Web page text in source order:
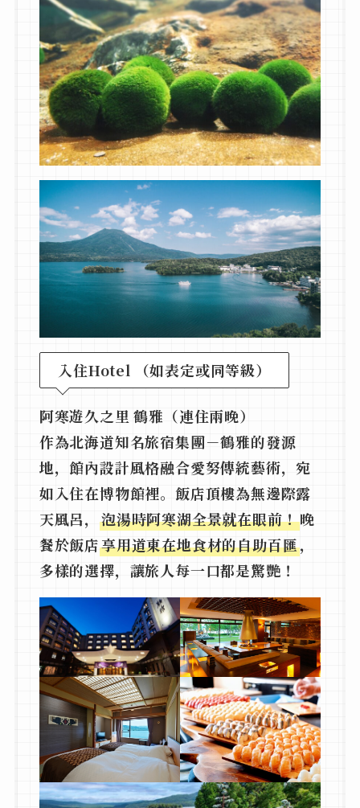
入住Hotel （如表定或同等級）
阿寒遊久之里 鶴雅（連住兩晚）
作為北海道知名旅宿集團－鶴雅的發源
地，館內設計風格融合愛努傳統藝術，宛
如入住在博物館裡。飯店頂樓為無邊際露
天風呂，泡湯時阿寒湖全景就在眼前！晚
餐於飯店享用道東在地食材的自助百匯，
多樣的選擇，讓旅人每一口都是驚艷！